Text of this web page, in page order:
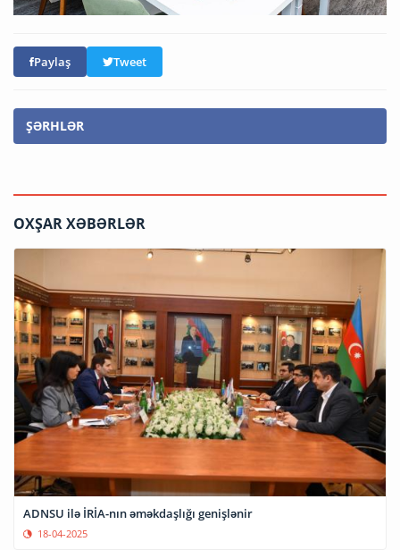
Paylaş Tweet
ŞƏRHLƏR
OXŞAR XƏBƏRLƏR
ADNSU ilə İRİA-nın əməkdaşlığı genişlənir
18-04-2025